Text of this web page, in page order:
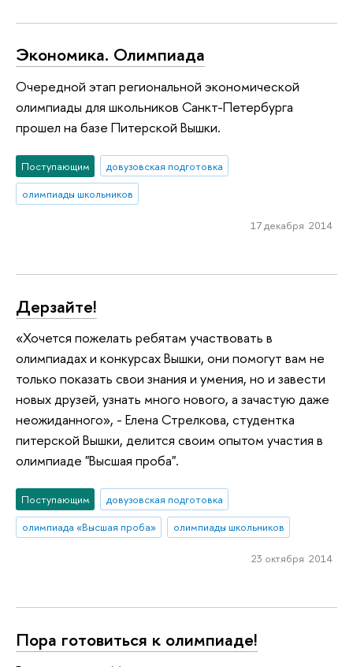
Экономика. Олимпиада
Очередной этап региональной экономической
олимпиады для школьников Санкт-Петербурга
прошел на базе Питерской Вышки.
Поступающим
довузовская подготовка
олимпиады школьников
17 декабря 2014
Дерзайте!
«Хочется пожелать ребятам участвовать в
олимпиадах и конкурсах Вышки, они помогут вам не
только показать свои знания и умения, но и завести
новых друзей, узнать много нового, а зачастую даже
неожиданного», - Елена Стрелкова, студентка
питерской Вышки, делится своим опытом участия в
олимпиаде "Высшая проба".
Поступающим
довузовская подготовка
олимпиада «Высшая проба»
олимпиады школьников
23 октября 2014
Пора готовиться к олимпиаде!